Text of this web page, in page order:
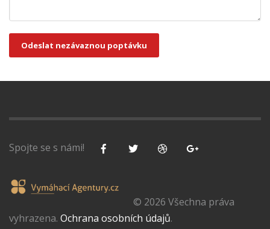
Odeslat nezávaznou poptávku
Spojte se s námi!
© 2026 Všechna práva
vyhrazena. Ochrana osobních údajů.